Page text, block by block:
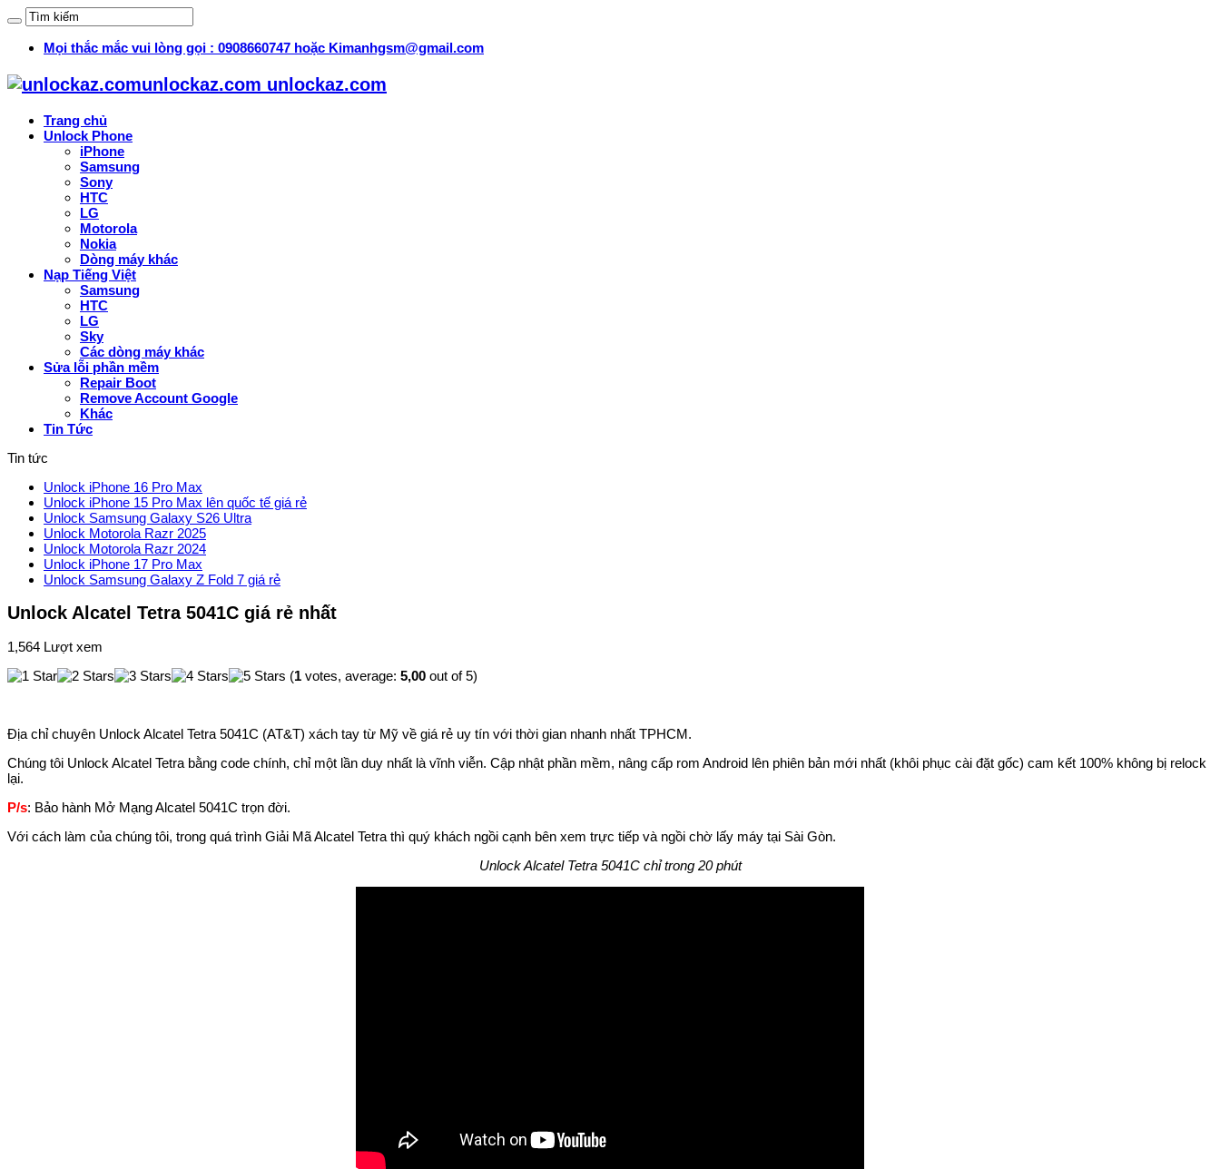
Mọi thắc mắc vui lòng gọi : 0908660747 hoặc Kimanhgsm@gmail.com
unlockaz.com unlockaz.com
Trang chủ
Unlock Phone
iPhone
Samsung
Sony
HTC
LG
Motorola
Nokia
Dòng máy khác
Nạp Tiếng Việt
Samsung
HTC
LG
Sky
Các dòng máy khác
Sửa lỗi phần mềm
Repair Boot
Remove Account Google
Khác
Tin Tức
Tin tức
Unlock iPhone 16 Pro Max
Unlock iPhone 15 Pro Max lên quốc tế giá rẻ
Unlock Samsung Galaxy S26 Ultra
Unlock Motorola Razr 2025
Unlock Motorola Razr 2024
Unlock iPhone 17 Pro Max
Unlock Samsung Galaxy Z Fold 7 giá rẻ
Unlock Alcatel Tetra 5041C giá rẻ nhất
1,564 Lượt xem
(1 votes, average: 5,00 out of 5)
Địa chỉ chuyên Unlock Alcatel Tetra 5041C (AT&T) xách tay từ Mỹ về giá rẻ uy tín với thời gian nhanh nhất TPHCM.
Chúng tôi Unlock Alcatel Tetra bằng code chính, chỉ một lần duy nhất là vĩnh viễn. Cập nhật phần mềm, nâng cấp rom Android lên phiên bản mới nhất (khôi phục cài đặt gốc) cam kết 100% không bị relock
lại.
P/s: Bảo hành Mở Mạng Alcatel 5041C trọn đời.
Với cách làm của chúng tôi, trong quá trình Giải Mã Alcatel Tetra thì quý khách ngồi cạnh bên xem trực tiếp và ngồi chờ lấy máy tại Sài Gòn.
Unlock Alcatel Tetra 5041C chỉ trong 20 phút